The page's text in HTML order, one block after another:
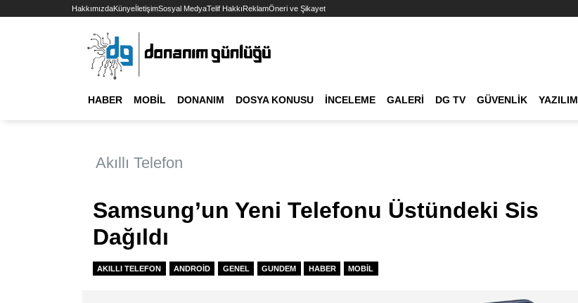
HakkımızdaKünyeİletişimSosyal MedyaTelif HakkıReklamÖneri ve Şikayet
HABER MOBIL DONANIM DOSYA KONUSU İNCELEME GALERI DG TV GÜVENLIK YAZILIM
Akıllı Telefon
Samsung’un Yeni Telefonu Üstündeki Sis
Dağıldı
AKILLI TELEFON ANDROID GENEL GUNDEM HABER MOBIL